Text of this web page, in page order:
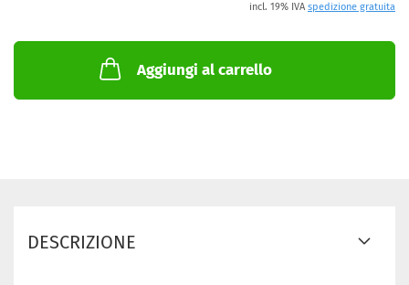
incl. 19% IVA spedizione gratuita
Aggiungi al carrello
DESCRIZIONE